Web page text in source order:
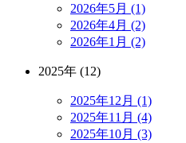
2026年5月 (1)
2026年4月 (2)
2026年1月 (2)
2025年 (12)
2025年12月 (1)
2025年11月 (4)
2025年10月 (3)